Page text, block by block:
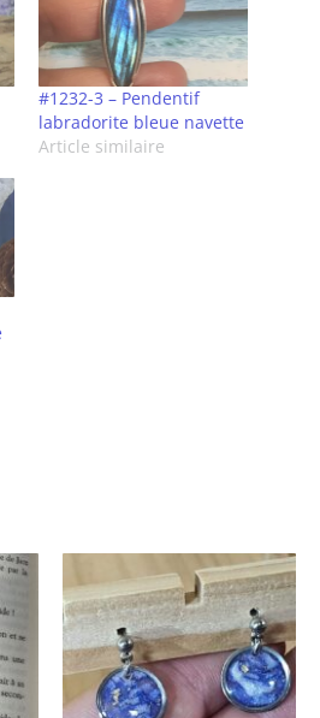
#1232-3 – Pendentif
labradorite bleue navette
Article similaire